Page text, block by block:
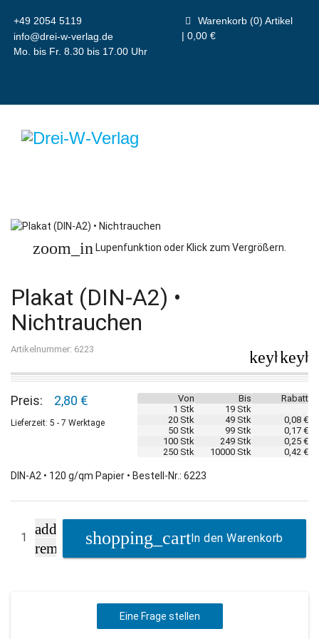
+49 2054 5119
info@drei-w-verlag.de
Mo. bis Fr. 8.30 bis 17.00 Uhr
Warenkorb (0) Artikel
| 0,00 €
zoom_in Lupenfunktion oder Klick zum Vergrößern.
Plakat (DIN-A2) •
Nichtrauchen
Artikelnummer: 6223
Von Bis
Rabatt
1 Stk
19 Stk
20 Stk
49 Stk
0,08 €
50 Stk
99 Stk
0,17 €
100 Stk
249 Stk
0,25 €
250 Stk
10000 Stk 0,42 €
Preis: 2,80 €
Lieferzeit: 5 - 7 Werktage
DIN-A2 • 120 g/qm Papier • Bestell-Nr.: 6223
add
remove
In den Warenkorb
Eine Frage stellen